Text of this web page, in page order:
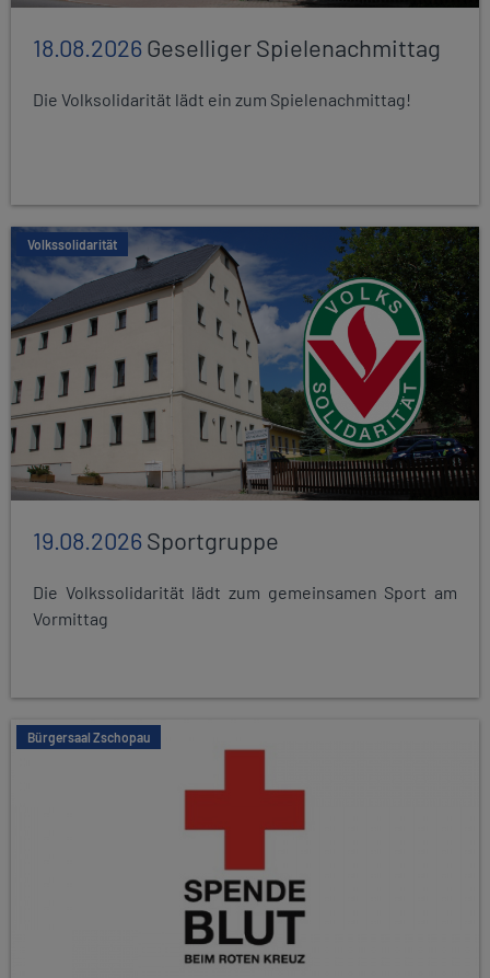
18.08.2026Geselliger Spielenachmittag
Die Volksolidarität lädt ein zum Spielenachmittag!
Volkssolidarität
19.08.2026Sportgruppe
Die Volkssolidarität lädt zum gemeinsamen Sport am
Vormittag
Bürgersaal Zschopau